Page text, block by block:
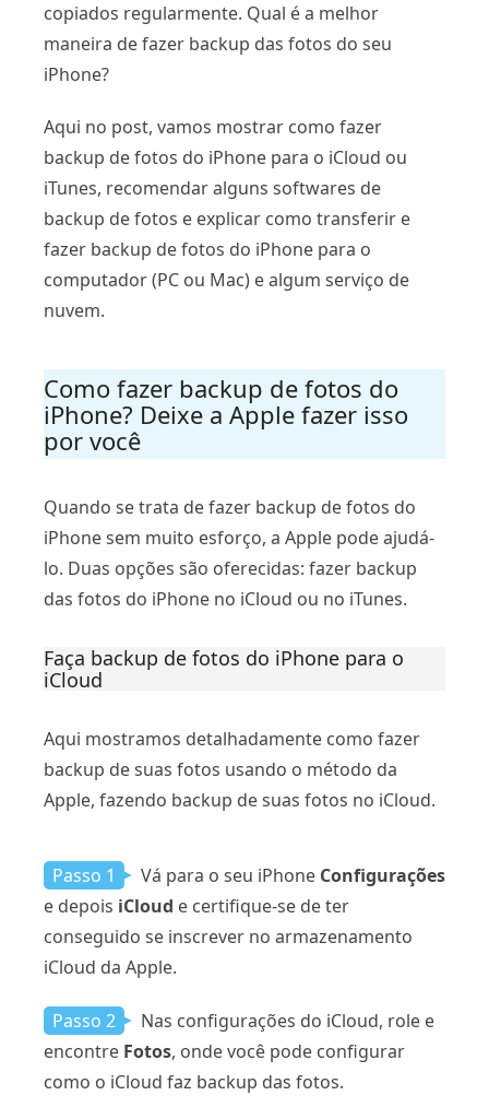
copiados regularmente. Qual é a melhor
maneira de fazer backup das fotos do seu
iPhone?
Aqui no post, vamos mostrar como fazer
backup de fotos do iPhone para o iCloud ou
iTunes, recomendar alguns softwares de
backup de fotos e explicar como transferir e
fazer backup de fotos do iPhone para o
computador (PC ou Mac) e algum serviço de
nuvem.
Como fazer backup de fotos do
iPhone? Deixe a Apple fazer isso
por você
Quando se trata de fazer backup de fotos do
iPhone sem muito esforço, a Apple pode ajudá-
lo. Duas opções são oferecidas: fazer backup
das fotos do iPhone no iCloud ou no iTunes.
Faça backup de fotos do iPhone para o
iCloud
Aqui mostramos detalhadamente como fazer
backup de suas fotos usando o método da
Apple, fazendo backup de suas fotos no iCloud.
Passo 1 Vá para o seu iPhone Configurações
e depois iCloud e certifique-se de ter
conseguido se inscrever no armazenamento
iCloud da Apple.
Passo 2
Nas configurações do iCloud, role e
encontre Fotos, onde você pode configurar
como o iCloud faz backup das fotos.